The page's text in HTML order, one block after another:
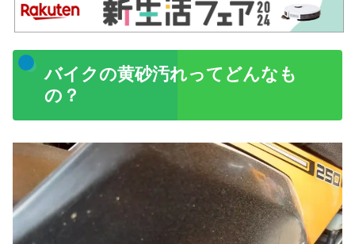
バイクの黄砂汚れってどんなも
の？